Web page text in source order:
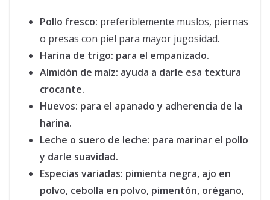
Pollo fresco: preferiblemente muslos, piernas
o presas con piel para mayor jugosidad.
Harina de trigo: para el empanizado.
Almidón de maíz: ayuda a darle esa textura
crocante.
Huevos: para el apanado y adherencia de la
harina.
Leche o suero de leche: para marinar el pollo
y darle suavidad.
Especias variadas: pimienta negra, ajo en
polvo, cebolla en polvo, pimentón, orégano,